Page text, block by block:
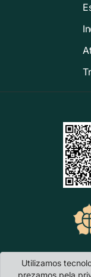
Ulbra Carazinho
-
Utilizamos
prezamos pela